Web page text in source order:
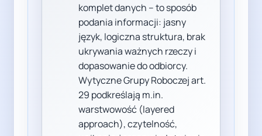
komplet danych – to sposób
podania informacji: jasny
język, logiczna struktura, brak
ukrywania ważnych rzeczy i
dopasowanie do odbiorcy.
Wytyczne Grupy Roboczej art.
29 podkreślają m.in.
warstwowość (layered
approach), czytelność,